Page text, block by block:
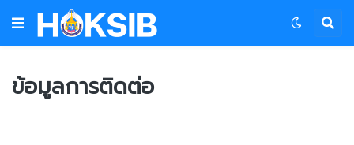
ข้อมูลการติดต่อ